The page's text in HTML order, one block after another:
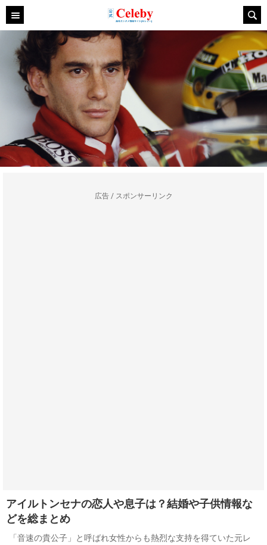
広告 / スポンサーリンク
アイルトンセナの恋人や息子は？結婚や子供情報な
どを総まとめ
「音速の貴公子」と呼ばれ女性からも熱烈な支持を得ていた元レ